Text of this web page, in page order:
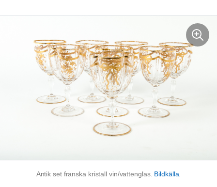
Antik set franska kristall vin/vattenglas. Bildkälla